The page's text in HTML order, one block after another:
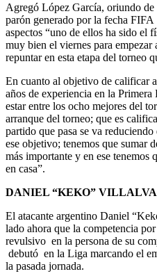
Agregó López García, oriundo
parón generado por la fecha
aspectos “uno de ellos ha sido el
muy bien el viernes para empezar
repuntar en esta etapa del torneo
En cuanto al objetivo de calificar
años de experiencia en la
estar entre los ocho mejores del
arranque del torneo; que es
partido que pasa se va
ese objetivo; tenemos que sumar
más importante y en ese tenemos
en casa”.
DANIEL “KEKO” VILLALVA
El atacante argentino Daniel
lado ahora que la competencia
revulsivo en la persona de su
debutó en la Liga marcando el
la pasada jornada.